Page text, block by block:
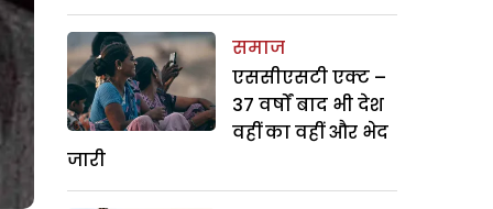
समाज
एससीएसटी एक्ट –
37 वर्षों बाद भी देश
वहीं का वहीं और भेद
जारी